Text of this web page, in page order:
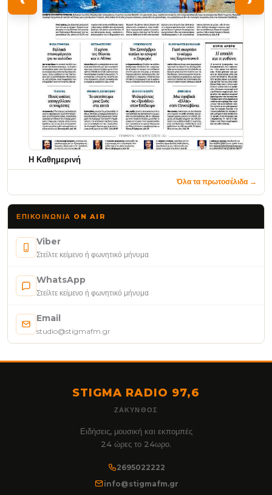
Η Καθημερινή
Όλα τα πρωτοσέλιδα →
ΕΠΙΚΟΙΝΩΝΊΑ ON AIR
Viber
Στείλτε κείμενο ή φωνητικό μήνυμα
WhatsApp
Στείλτε κείμενο ή φωνητικό μήνυμα
Email
studio@stigmafm.gr
STIGMA RADIO 97,6
ΖΆΚΥΝΘΟΣ
Ειδήσεις, μουσική και εκπομπές
24 ώρες το 24ωρο.
2695022222
info@stigmafm.gr